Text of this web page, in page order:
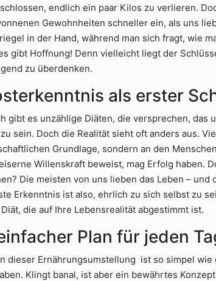
endlich ein paar Kilos zu verlieren.
Gewohnheiten schneller ein, als uns
in der Hand, während man sich fragt, wie
gibt Hoffnung! Denn vielleicht liegt der
zu überdenken.
als erster
gibt es unzählige Diäten, die versprechen,
sein. Doch die Realität sieht oft anders aus.
Grundlage, sondern an den
Willenskraft beweist, mag Erfolg haben.
Die meisten von uns lieben das Leben –
Erkenntnis ist also, ehrlich zu sich selbst zu
die auf Ihre Lebensrealität abgestimmt ist.
Plan für jeden
dieser Ernährungsumstellung ist so simpel
Klingt banal, ist aber ein bewährtes